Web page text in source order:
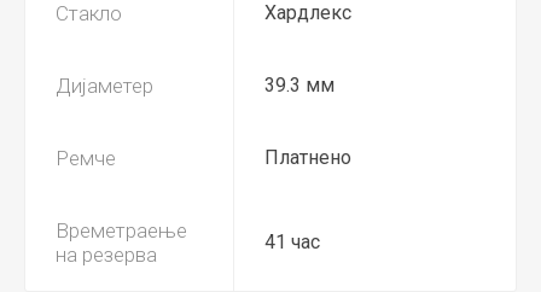
Стакло Хардлекс
Дијаметер 39.3 мм
Ремче Платнено
Времетраење
на резерва
41 час